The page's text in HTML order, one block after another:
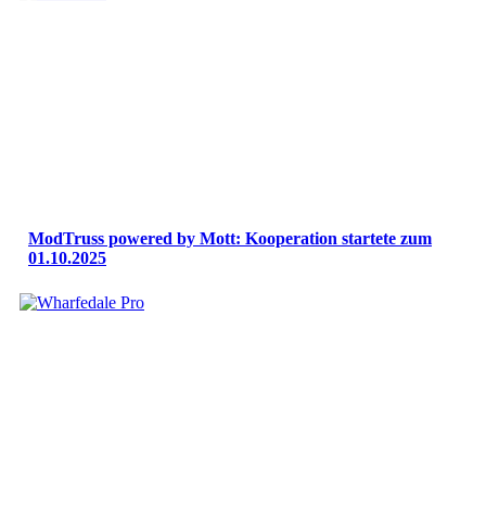
ModTruss powered by Mott: Kooperation startete zum
01.10.2025